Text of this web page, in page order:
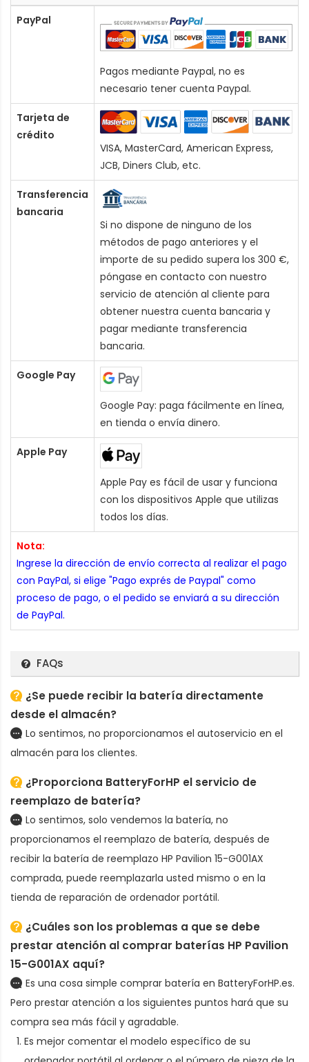
PayPal
Pagos mediante Paypal, no es
necesario tener cuenta Paypal.
Tarjeta de
crédito
VISA, MasterCard, American Express,
JCB, Diners Club, etc.
Transferencia
bancaria
Si no dispone de ninguno de los
métodos de pago anteriores y el
importe de su pedido supera los 300 €,
póngase en contacto con nuestro
servicio de atención al cliente para
obtener nuestra cuenta bancaria y
pagar mediante transferencia
bancaria.
Google Pay
Google Pay: paga fácilmente en línea,
en tienda o envía dinero.
Apple Pay
Apple Pay es fácil de usar y funciona
con los dispositivos Apple que utilizas
todos los días.
Nota:
Ingrese la dirección de envío correcta al realizar el pago
con PayPal, si elige "Pago exprés de Paypal" como
proceso de pago, o el pedido se enviará a su dirección
de PayPal.
FAQs
¿Se puede recibir la batería directamente
desde el almacén?
Lo sentimos, no proporcionamos el autoservicio en el
almacén para los clientes.
¿Proporciona BatteryForHP el servicio de
reemplazo de batería?
Lo sentimos, solo vendemos la batería, no
proporcionamos el reemplazo de batería, después de
recibir la batería de reemplazo HP Pavilion 15-G001AX
comprada, puede reemplazarla usted mismo o en la
tienda de reparación de ordenador portátil.
¿Cuáles son los problemas a que se debe
prestar atención al comprar baterías HP Pavilion
15-G001AX aquí?
Es una cosa simple comprar batería en BatteryForHP.es.
Pero prestar atención a los siguientes puntos hará que su
compra sea más fácil y agradable.
Es mejor comentar el modelo específico de su